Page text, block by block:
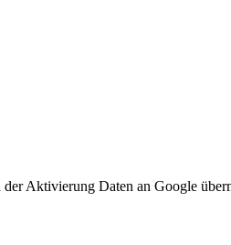
Aktivierung Daten an Google